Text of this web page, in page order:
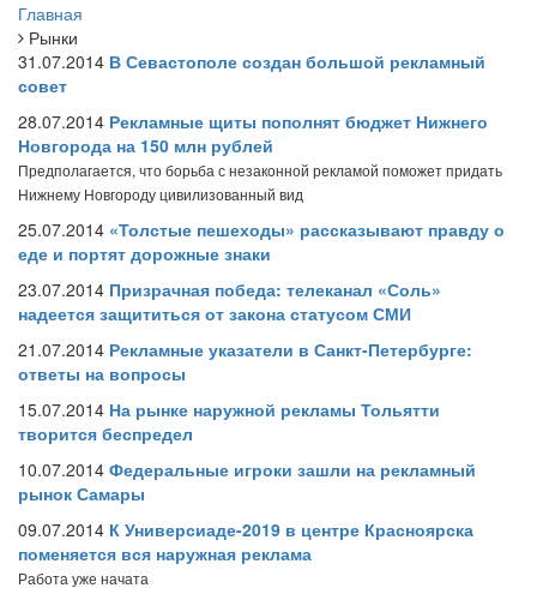
Главная
Рынки
31.07.2014 В Севастополе создан большой рекламный
совет
28.07.2014 Рекламные щиты пополнят бюджет Нижнего
Новгорода на 150 млн рублей
Предполагается, что борьба с незаконной рекламой поможет придать
Нижнему Новгороду цивилизованный вид
25.07.2014 «Толстые пешеходы» рассказывают правду о
еде и портят дорожные знаки
23.07.2014 Призрачная победа: телеканал «Соль»
надеется защититься от закона статусом СМИ
21.07.2014 Рекламные указатели в Санкт-Петербурге:
ответы на вопросы
15.07.2014 На рынке наружной рекламы Тольятти
творится беспредел
10.07.2014 Федеральные игроки зашли на рекламный
рынок Самары
09.07.2014 К Универсиаде-2019 в центре Красноярска
поменяется вся наружная реклама
Работа уже начата